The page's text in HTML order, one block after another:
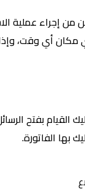
من إجراء عملية
أي مكان أي وقت،
القيام بفتح